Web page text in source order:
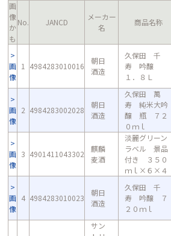
画
像
か
も
No. JANCD
メーカー
名
商品名称
画
像
1 4984283010016
朝日
酒造
久保田 千
寿 吟醸
１．８Ｌ
画
像
2 4984283002028
朝日
酒造
久保田 萬
寿 純米大吟
醸 瓶 ７２
０ｍｌ
画
像
3 4901411043302
麒麟
麦酒
淡麗グリーン
ラベル 景品
付き ３５０
ｍｌ×６×４
画
像
4 4984283010023
朝日
酒造
久保田 千
寿 吟醸 ７
２０ｍｌ
サン